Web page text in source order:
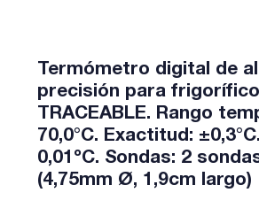
Termómetro digital de
precisión para
TRACEABLE. Rango
70,0°C. Exactitud:
0,01ºC. Sondas: 2
(4,75mm Ø, 1,9cm largo)